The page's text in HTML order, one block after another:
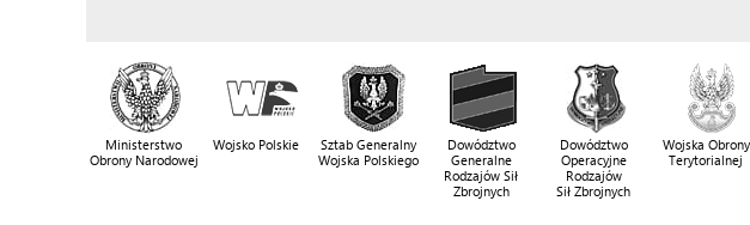
Ministerstwo
Obrony Narodowej
Wojsko Polskie
Sztab Generalny
Wojska Polskiego
Dowództwo
Generalne
Rodzajów Sił
Zbrojnych
Dowództwo
Operacyjne
Rodzajów
Sił Zbrojnych
Wojska Obrony
Terytorialnej